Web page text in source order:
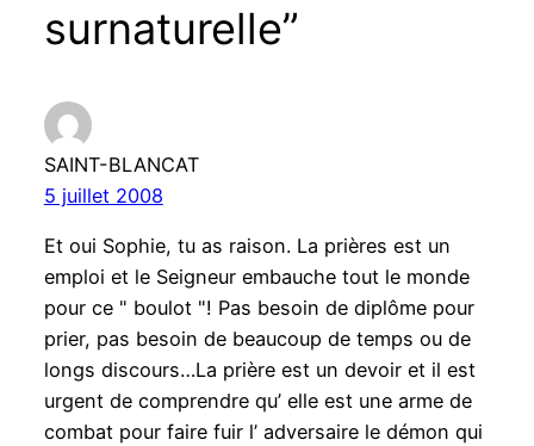
surnaturelle”
SAINT-BLANCAT
5 juillet 2008
Et oui Sophie, tu as raison. La prières est un
emploi et le Seigneur embauche tout le monde
pour ce " boulot "! Pas besoin de diplôme pour
prier, pas besoin de beaucoup de temps ou de
longs discours…La prière est un devoir et il est
urgent de comprendre qu’ elle est une arme de
combat pour faire fuir l’ adversaire le démon qui